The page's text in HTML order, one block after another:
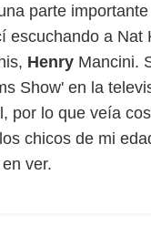
parte
escuchando a Nat
Henry Mancini.
Show' en la
por lo que veía
chicos de mi
ver.